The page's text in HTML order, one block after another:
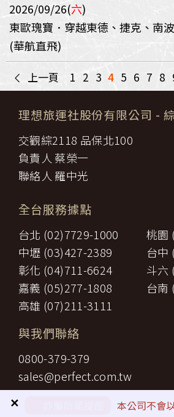
2026/09/26(六)
東歐瑰寶．穿越東德、捷克、南
(華航直飛)
< 上一頁 1 2 3 4 5 6 7 8
本公司不會
✕
理想旅運社股份有限公司 -
交觀綜2118 品保北100
負責人 蔡榮一
聯絡人 羅中光
全台服務據點
台北 (02)7729-1000
桃園
中壢 (03)427-2389
台中
彰化 (04)711-6624
斗六
嘉義 (05)277-1808
台南
高雄 (07)211-3111
與我們聯絡
0800-379-379
sales@perfect.com.tw